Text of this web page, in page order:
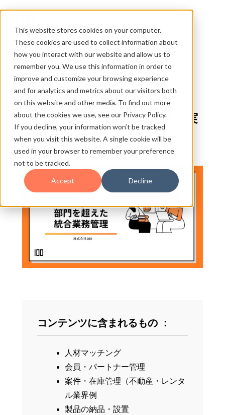
This website stores cookies on your computer.
These cookies are used to collect information about
how you interact with our website and allow us to
remember you. We use this information in order to
improve and customize your browsing experience
and for analytics and metrics about our visitors both
on this website and other media. To find out more
about the cookies we use, see our Privacy Policy.
If you decline, your information won’t be tracked
when you visit this website. A single cookie will be
used in your browser to remember your preference
not to be tracked.
Accept Decline
HubSpotを業務アプリに！
部門を超えた統合業務管理の実
現
コンテンツに含まれるもの ：
人材マッチング
会員・パートナー管理
案件・在庫管理（不動産・レンタ
ル業界例
製品の納品・設置